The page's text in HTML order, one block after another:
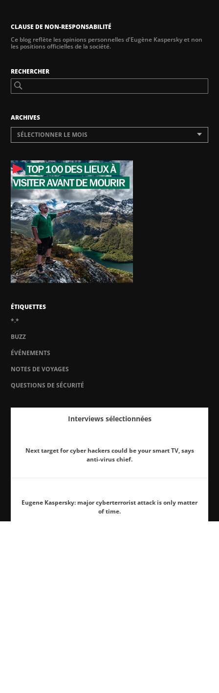
CLAUSE DE NON-RESPONSABILITÉ
Ce blog reflète les opinions personnelles d'Eugène Kaspersky et non
les positions officielles de la société.
RECHERCHER
ARCHIVES
SÉLECTIONNER LE MOIS
ÉTIQUETTES
*.*
BUZZ
ÉVÉNEMENTS
NOTES DE VOYAGES
QUESTIONS DE SÉCURITÉ
Interviews sélectionnées
Next target for cyber hackers could be your smart TV, says
anti-virus chief.
Eugene Kaspersky: major cyberterrorist attack is only matter
of time.